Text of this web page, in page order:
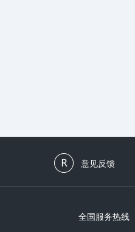
意见反馈
全国服务热线